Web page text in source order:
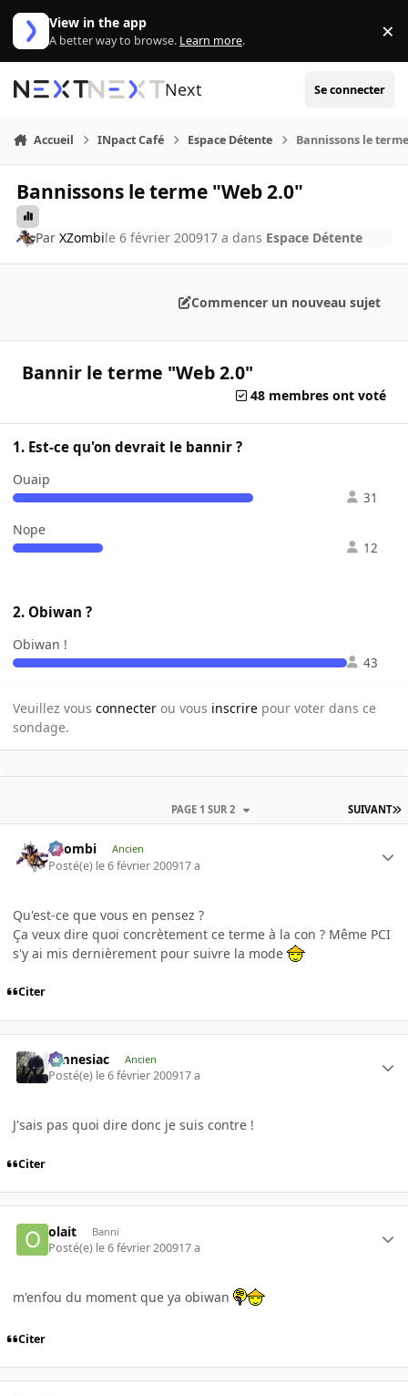
Aller au contenu
View in the app
A better way to browse. Learn more. ×
Next Se connecter
Accueil INpact Café Espace Détente Bannissons le
Bannissons le terme "Web 2.0"
ParXZombile 6 février 200917 a dans Espace Détente
Commencer un nouveau sujet
Bannir le terme "Web 2.0"
48 membres ont voté
1. Est-ce qu'on devrait le bannir ?
Ouaip
31
Nope
12
2. Obiwan ?
Obiwan !
43
Veuillez vous connecter ou vous inscrire pour voter dans ce
sondage.
SUIVANT
PAGE 1 SUR 2
XZombi Ancien
Posté(e) le 6 février 200917 a
Qu'est-ce que vous en pensez ?
Ça veux dire quoi concrètement ce terme à la con ? Même PCI
s'y ai mis dernièrement pour suivre la mode
Citer
Amnesiac Ancien
Posté(e) le 6 février 200917 a
J'sais pas quoi dire donc je suis contre !
Citer
olait Banni
Posté(e) le 6 février 200917 a
m'enfou du moment que ya obiwan
Citer